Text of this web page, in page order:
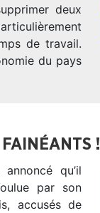
deux
de travail.
du pays
FAINÉANTS !
qu’il
par son
accusés de